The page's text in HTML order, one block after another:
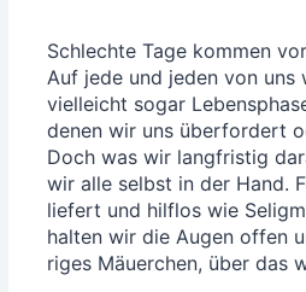
Schlech­te Tage kom­men
Auf jede und jeden von uns
viel­leicht sogar
denen wir uns über­for­dert
Doch was wir lang­fris­tig
wir alle selbst in der Hand.
lie­fert und hilf­los wie
hal­ten wir die Augen offen
ri­ges Mäu­er­chen, über das